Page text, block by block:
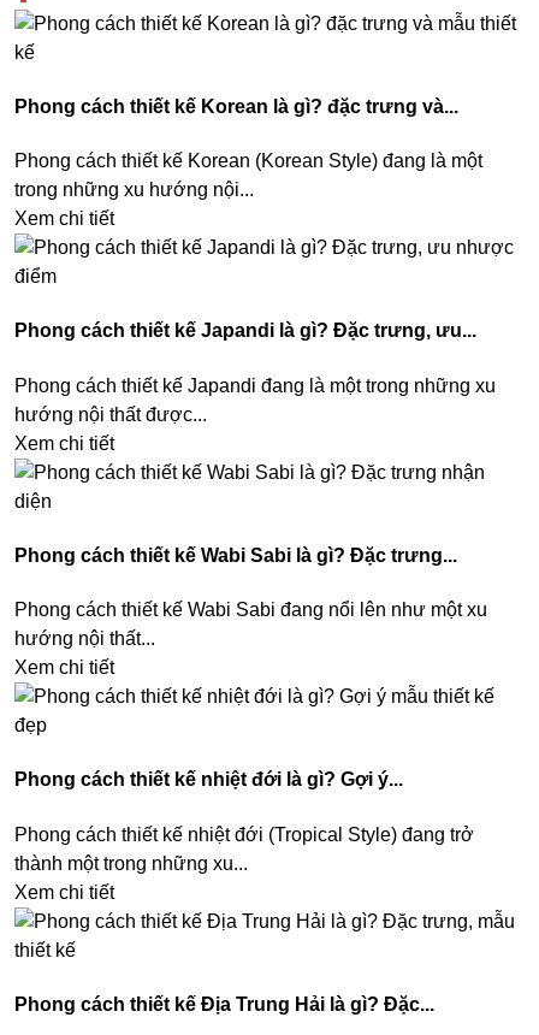
Phong cách thiết kế Korean là gì? đặc trưng và...
Phong cách thiết kế Korean (Korean Style) đang là một
trong những xu hướng nội...
Xem chi tiết
Phong cách thiết kế Japandi là gì? Đặc trưng, ưu...
Phong cách thiết kế Japandi đang là một trong những xu
hướng nội thất được...
Xem chi tiết
Phong cách thiết kế Wabi Sabi là gì? Đặc trưng...
Phong cách thiết kế Wabi Sabi đang nổi lên như một xu
hướng nội thất...
Xem chi tiết
Phong cách thiết kế nhiệt đới là gì? Gợi ý...
Phong cách thiết kế nhiệt đới (Tropical Style) đang trở
thành một trong những xu...
Xem chi tiết
Phong cách thiết kế Địa Trung Hải là gì? Đặc...